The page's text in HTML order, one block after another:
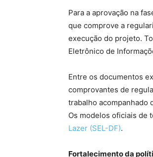
Para a aprovação na
que comprove a
execução do projeto.
Eletrônico de
Entre os documentos
comprovantes de
trabalho acompanhado
Os modelos oficiais de
Lazer (SEL-DF).
Fortalecimento da